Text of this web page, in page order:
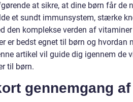
at sikre, at dine børn får
et sundt immunsystem, stærke
den komplekse verden af
er bedst egnet til børn og hvordan
artikel vil guide dig igennem de
til børn.
gennemgang